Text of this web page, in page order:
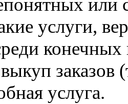
услуги,
конечных
заказов
услуга.